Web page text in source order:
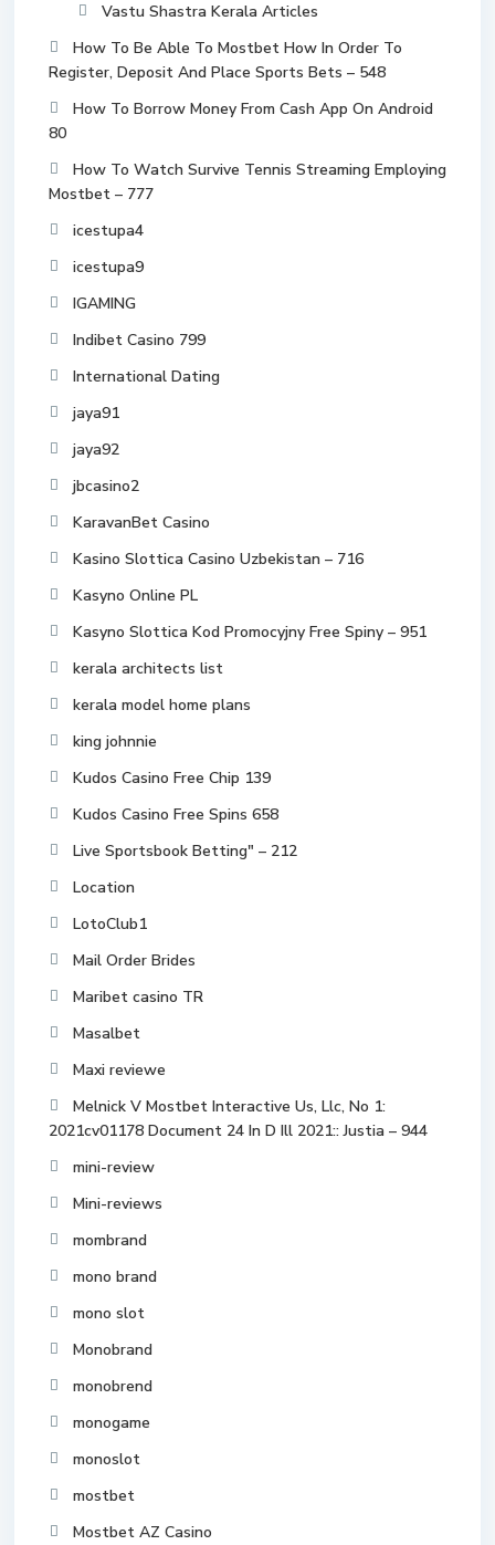
Vastu Shastra Kerala Articles
How To Be Able To Mostbet How In Order To
Register, Deposit And Place Sports Bets – 548
How To Borrow Money From Cash App On Android
80
How To Watch Survive Tennis Streaming Employing
Mostbet – 777
icestupa4
icestupa9
IGAMING
Indibet Casino 799
International Dating
jaya91
jaya92
jbcasino2
KaravanBet Casino
Kasino Slottica Casino Uzbekistan – 716
Kasyno Online PL
Kasyno Slottica Kod Promocyjny Free Spiny – 951
kerala architects list
kerala model home plans
king johnnie
Kudos Casino Free Chip 139
Kudos Casino Free Spins 658
Live Sportsbook Betting" – 212
Location
LotoClub1
Mail Order Brides
Maribet casino TR
Masalbet
Maxi reviewe
Melnick V Mostbet Interactive Us, Llc, No 1:
2021cv01178 Document 24 In D Ill 2021:: Justia – 944
mini-review
Mini-reviews
mombrand
mono brand
mono slot
Monobrand
monobrend
monogame
monoslot
mostbet
Mostbet AZ Casino